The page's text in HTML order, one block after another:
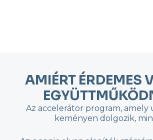
AMIÉRT ÉRDEMES
Az accelerátor program, amely
keményen dolgozik,